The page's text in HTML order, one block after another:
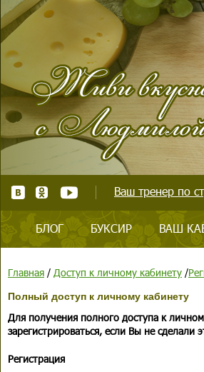
Ваш тренер по
БЛОГ БУКСИР ВАШ
Главная / Доступ к личному кабинету /
Полный доступ к личному кабинету
Для получения полного доступа к
зарегистрироваться, если Вы не сделали
Регистрация